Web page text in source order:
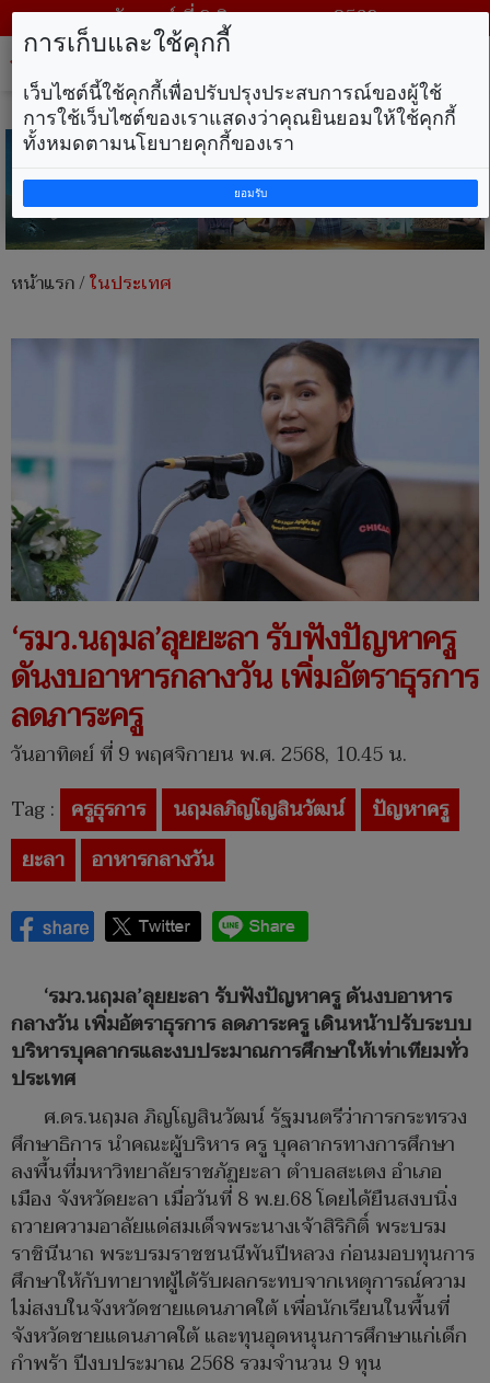
วันเสาร์ ที่ 8 สิงหาคม พ.ศ. 2569
หน้าแรก/ในประเทศ
‘รมว.นฤมล’ลุยยะลา รับฟังปัญหาครู
ดันงบอาหารกลางวัน เพิ่มอัตราธุรการ
ลดภาระครู
วันอาทิตย์ ที่ 9 พฤศจิกายน พ.ศ. 2568, 10.45 น.
Tag : ครูธุรการ นฤมลภิญโญสินวัฒน์
ปัญหาครู
ยะลา
อาหารกลางวัน
‘รมว.นฤมล’ลุยยะลา รับฟังปัญหาครู ดันงบอาหาร
กลางวัน เพิ่มอัตราธุรการ ลดภาระครู เดินหน้าปรับระบบ
บริหารบุคลากรและงบประมาณการศึกษาให้เท่าเทียมทั่ว
ประเทศ
ศ.ดร.นฤมล ภิญโญสินวัฒน์ รัฐมนตรีว่าการกระทรวง
ศึกษาธิการ นำคณะผู้บริหาร ครู บุคลากรทางการศึกษา
ลงพื้นที่มหาวิทยาลัยราชภัฏยะลา ตำบลสะเตง อำเภอ
เมือง จังหวัดยะลา เมื่อวันที่ 8 พ.ย.68 โดยได้ยืนสงบนิ่ง
ถวายความอาลัยแด่สมเด็จพระนางเจ้าสิริกิติ์ พระบรม
ราชินีนาถ พระบรมราชชนนีพันปีหลวง ก่อนมอบทุนการ
ศึกษาให้กับทายาทผู้ได้รับผลกระทบจากเหตุการณ์ความ
ไม่สงบในจังหวัดชายแดนภาคใต้ เพื่อนักเรียนในพื้นที่
จังหวัดชายแดนภาคใต้ และทุนอุดหนุนการศึกษาแก่เด็ก
กำพร้า ปีงบประมาณ 2568 รวมจำนวน 9 ทุน
การเก็บและใช้คุกกี้
เว็บไซต์นี้ใช้คุกกี้เพื่อปรับปรุงประสบการณ์ของผู้ใช้
การใช้เว็บไซต์ของเราแสดงว่าคุณยินยอมให้ใช้คุกกี้
ทั้งหมดตามนโยบายคุกกี้ของเรา
ยอมรับ